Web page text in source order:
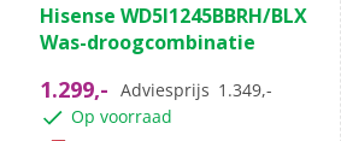
van
de
sterren.
Hisense WD5I1245BBRH/BLX
Was-droogcombinatie
1.299,- Adviesprijs 1.349,-
Op voorraad